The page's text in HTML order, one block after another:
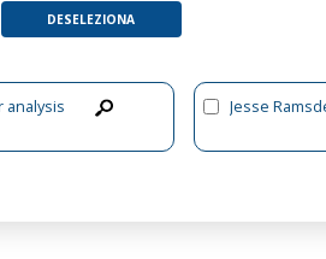
DESELEZIONA
analysis Jesse